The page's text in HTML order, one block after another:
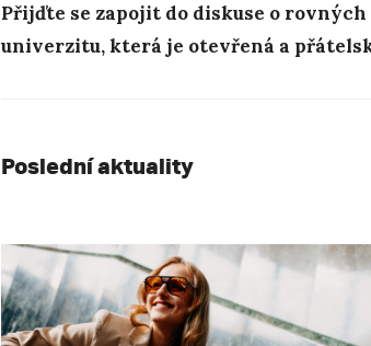
Přijďte se zapojit do diskuse o
univerzitu, která je otevřená a
Poslední aktuality